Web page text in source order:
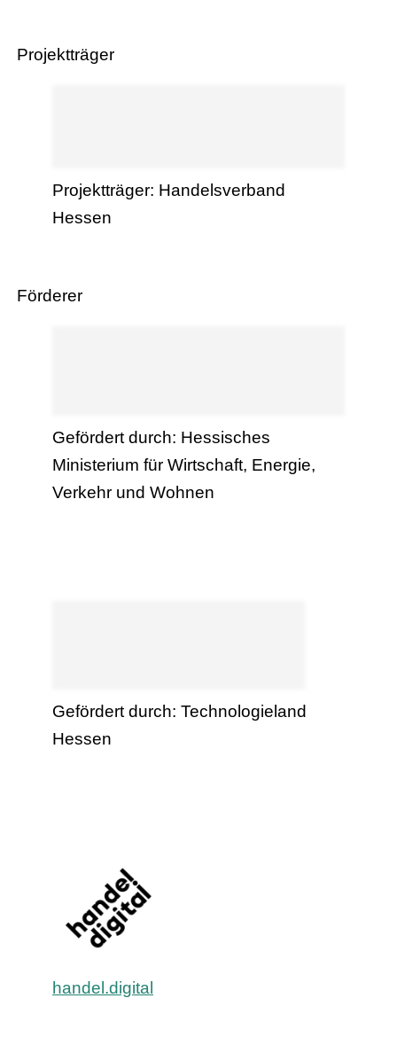
Projektträger
Projektträger: Handelsverband
Hessen
Förderer
Gefördert durch: Hessisches
Ministerium für Wirtschaft, Energie,
Verkehr und Wohnen
Gefördert durch: Technologieland
Hessen
handel.digital